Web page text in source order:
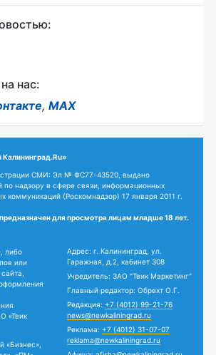
нас:
, MAX
СМИ: Эл № ФС77-43520, выдано
по надзору в сфере связи, информационных
коммуникаций (Роскомнадзор) 17 января 2011 г.
для просмотра лицам младше 18 лет.
либо
или
«Твик
«Бизнес»,
Адрес: г. Калининград, ул.
Гаражная, д.2, кабинет 308
Учредитель: ЗАО "Твик Маркетинг"
Главный редактор: Обрехт О.Г.
Редакция: +7 (4012) 99-21-76
news@newkaliningrad.ru
Реклама: +7 (4012) 31-07-07
reklama@newkaliningrad.ru